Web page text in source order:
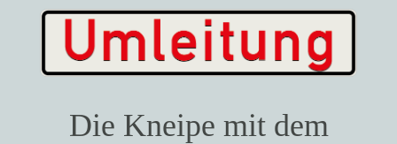
Die Kneipe mit dem